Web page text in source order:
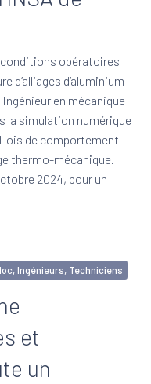
opératoires
d’alliages d’aluminium
en mécanique
la simulation numérique
de comportement
thermo-mécanique.
2024, pour un
Ingénieurs, Techniciens
et
un